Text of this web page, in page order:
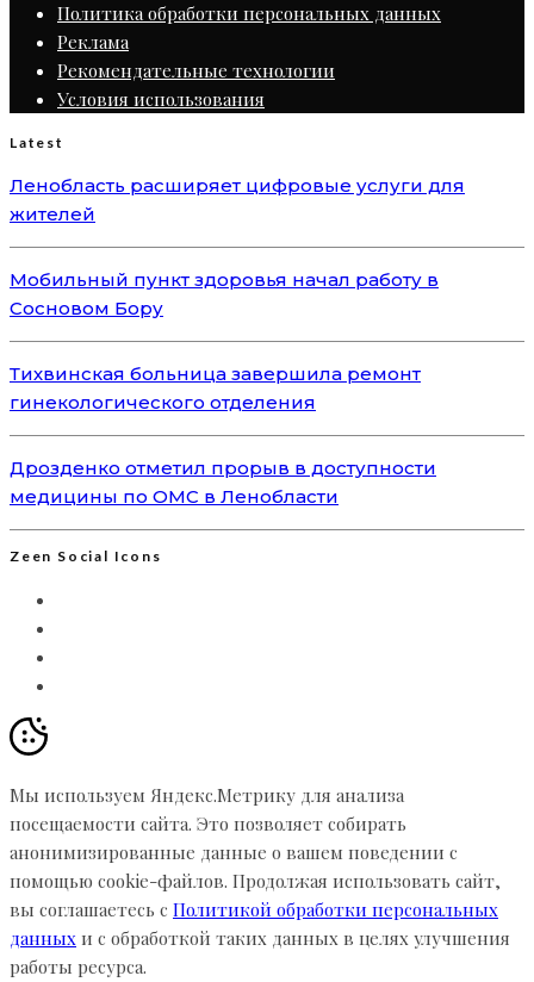
Политика обработки персональных данных
Реклама
Рекомендательные технологии
Условия использования
Latest
Ленобласть расширяет цифровые услуги для
жителей
Мобильный пункт здоровья начал работу в
Сосновом Бору
Тихвинская больница завершила ремонт
гинекологического отделения
Дрозденко отметил прорыв в доступности
медицины по ОМС в Ленобласти
Zeen Social Icons
Мы используем Яндекс.Метрику для анализа
посещаемости сайта. Это позволяет собирать
анонимизированные данные о вашем поведении с
помощью cookie-файлов. Продолжая использовать сайт,
вы соглашаетесь с Политикой обработки персональных
данных и с обработкой таких данных в целях улучшения
работы ресурса.